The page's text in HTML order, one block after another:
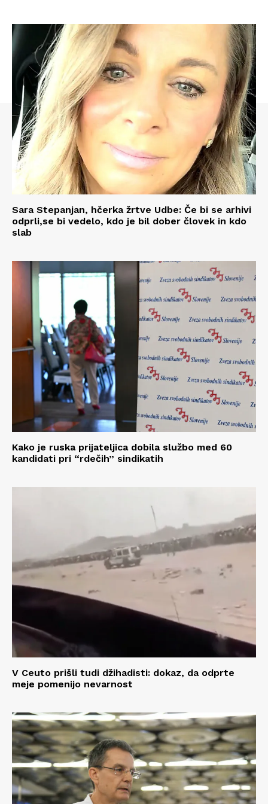
Sara Stepanjan, hčerka žrtve Udbe: Če bi se arhivi
odprli,se bi vedelo, kdo je bil dober človek in kdo
slab
Kako je ruska prijateljica dobila službo med 60
kandidati pri “rdečih” sindikatih
V Ceuto prišli tudi džihadisti: dokaz, da odprte
meje pomenijo nevarnost